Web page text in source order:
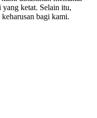
yang ketat. Selain itu,
bagi kami.